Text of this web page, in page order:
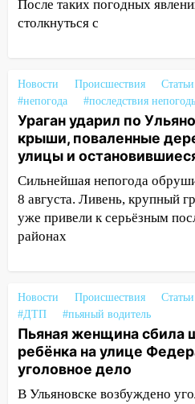
Орджоникидзе
13:47
13:46
Сильный ветер
СТО на проспекте
13:35 Непогода
транспорту: в
сошёл с рельсов
13:22 Упавшие
дороги в Ульяновске:
13:17
13:15
Трижды «брал в
житель Вешкаймского
знакомого 191 тысячу
13:14 Ураган оторвал
проспекте Филатова
После таких погодных
столкнуться с
Новости Происшествия
Статьи
#непогода
#последствия
Ураган ударил по
крыши, поваленные
улицы и
Сильнейшая непогода
8 августа. Ливень, крупный
уже привели к серьёзным
районах
Новости Происшествия
Статьи
#ДТП
#пьяный водитель
Пьяная женщина сбила
ребёнка на улице
уголовное дело
В Ульяновске возбуждено